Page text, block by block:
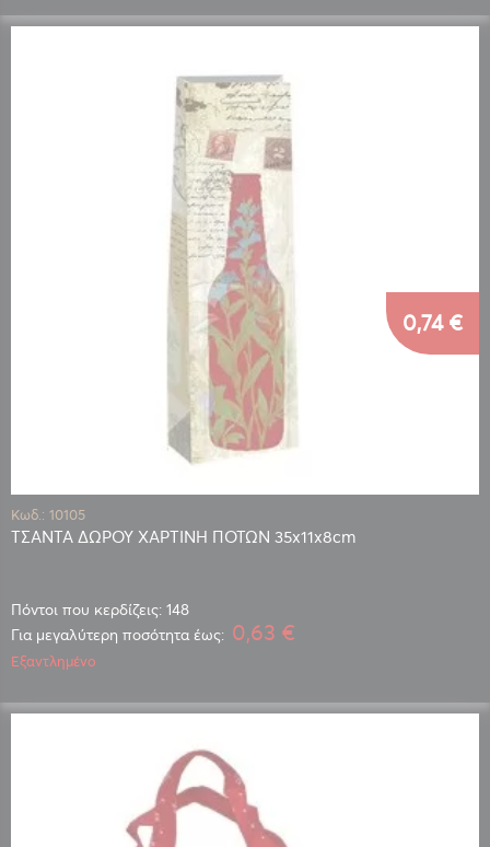
Κωδ.: 10105
ΤΣΑΝΤΑ ΔΩΡΟΥ ΧΑΡΤΙΝΗ ΠΟΤΩΝ 35x11x8cm
Πόντοι που κερδίζεις: 148
0,74 €
Για μεγαλύτερη ποσότητα έως: 0,63 €
Εξαντλημένο